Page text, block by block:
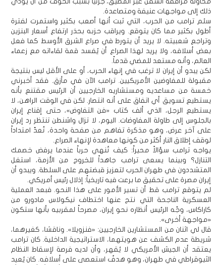
ذلك إلى مواجهات عنيفة ومتصاعدة.
سئم ترامب من الحرب، التي ثبت أنها أصعب بكثير واستمرت لفترة
أطول بكثير مما كان يتوقع. ويراقب حزبه بحذر ارتفاع أسعار البنزين
وتراجع شعبيته. لا يريد أن يتورط في صراع الشرق الأوسط كما فعل
بعض أسلافه، ولا يريد لهذا الصراع أن يُفسد قمة لقاءاته مع زعماء
العالم، وأنه مستعد للمضي قدماً.
لكن يبدو أن إيران لا ترغب في إنهاء الحرب، أو على الأقل ليس بنتيجة
مقبولة للمفاوضين الأمريكيين. ترامب الآن في مأزق. فقد أخبرني
خمسة من مساعديه ومستشاريه الخارجيين أن الرئيس مقتنع بأنه
يستطيع تسويق أي اتفاق على أنه انتصار. لكن في الوقت الراهن، لا
يستطيع الرجل، الذي ألف كتاب «فن التفاوض»، حتى إقناع إيران
بالجلوس إلى طاولة المفاوضات. اليوم، لا تزال واشنطن تنتظر رد إيران
على آخر عرض، وهو مذكرة تفاهم من صفحة واحدة، تُعدّ امتداداً
لوقف إطلاق النار أكثر من كونها معاهدة لإنهاء الصراع.
يواجه ترامب سؤالاً محيراً: كيف تُنهي حرباً عندما يرفض خصمك
التنازل؟ وبينما يسعى ترامب جاهداً للخروج من الأزمة، استغل
المتشددون في طهران الحرب لتعزيز قبضتهم على السلطة. ويبدو أن
إيران مصرة على تحقيق ما برعت فيه تاريخياً: إذلال رئيس أمريكي.
لم يتوقع ترامب قط أن تسير الأمور على هذا النحو. فبعد العملية
العسكرية الناجحة التي نتج عنها اختطاف نيكولاس مادورو من
كاراكاس، وجّه الرئيس أنظاره نحو إيران، مصرحاً لمقربيه بأنها ستكون
«مواجهة أخرى».
قال لي اثنان من المستشارين الخارجيين: «فنزويلا». وناقشا، كغيرهما،
شريطة عدم الكشف عن هويتهما، الاستراتيجية الداخلية. كان ترامب
يعتقد أن الجيش الأمريكي لا يُقهر، وأن لديه فرصة لإسقاط النظام
الثيوقراطي في طهران، وهو هدفٌ استعصى على أسلافه. كان يُعيد